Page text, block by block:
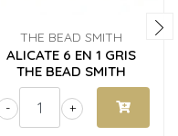
THE BEAD SMITH
ALICATE 6 EN 1 GRIS
THE BEAD SMITH
+
-